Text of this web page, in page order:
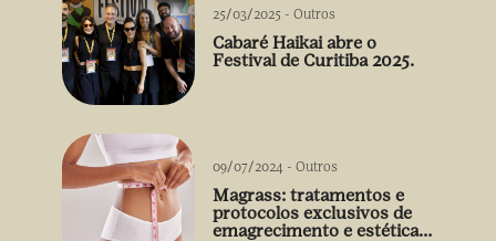
25/03/2025 - Outros
Cabaré Haikai abre o
Festival de Curitiba 2025.
09/07/2024 - Outros
Magrass: tratamentos e
protocolos exclusivos de
emagrecimento e estética